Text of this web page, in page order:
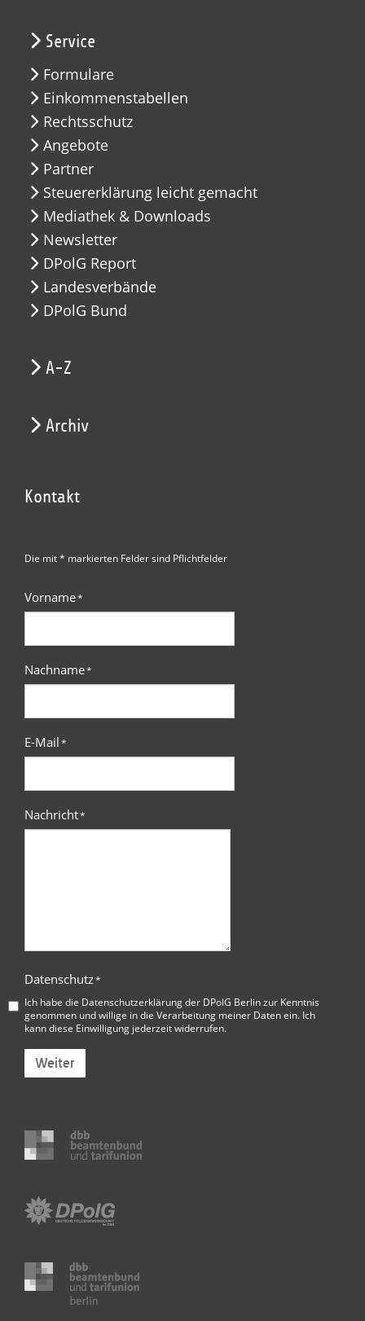
Service
Formulare
Einkommenstabellen
Rechtsschutz
Angebote
Partner
Steuererklärung leicht gemacht
Mediathek & Downloads
Newsletter
DPolG Report
Landesverbände
DPolG Bund
A-Z
Archiv
Kontakt
Die mit * markierten Felder sind Pflichtfelder
Vorname*
Nachname*
E-Mail*
Nachricht*
Datenschutz*
Ich habe die Datenschutzerklärung der DPolG Berlinzur Kenntnis
genommen und willige in die Verarbeitung meiner Daten ein. Ich
kann diese Einwilligung jederzeit widerrufen.
Weiter